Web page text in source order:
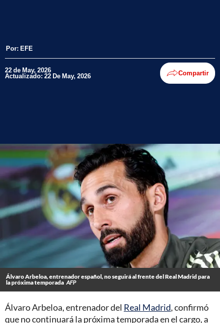
Por: EFE
22 de May, 2026
Actualizado: 22 De May, 2026 Compartir
Álvaro Arbeloa, entrenador español, no seguirá al frente del Real Madrid para
la próxima temporada AFP
Álvaro Arbeloa, entrenador del Real Madrid, confirmó
que no continuará la próxima temporada en el cargo, a